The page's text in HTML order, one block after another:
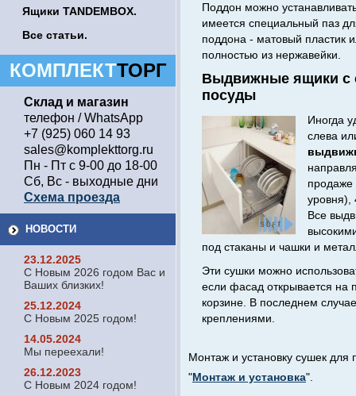
Ящики TANDEMBOX.
Все статьи.
КОМПЛЕКТТОРГ
Склад и магазин
телефон / WhatsApp
+7 (925) 060 14 93
sales@komplekttorg.ru
Пн - Пт с 9-00 до 18-00
Сб, Вс - выходные дни
Схема проезда
НОВОСТИ
23.12.2025
С Новым 2026 годом Вас и
Ваших близких!
25.12.2024
С Новым 2025 годом!
14.05.2024
Мы переехали!
26.12.2023
С Новым 2024 годом!
Поддон можно
имеется специальный паз
поддона - матовый пластик
полностью из нержавейки.
Выдвижные ящики с
посуды
Иногда
слева
уровня),
Все
под стаканы и чашки и
Эти сушки можно
если фасад открывается на
корзине. В последнем
креплениями.
Монтаж и установку сушек для
"Монтаж и установка".